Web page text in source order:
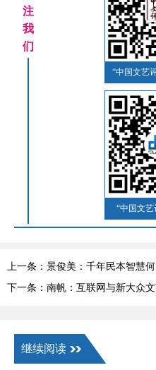
注
我
们
“中国文艺
“中国文
上一条：景俊美：千年民本智慧
下一条：南帆：互联网与新大众
继续阅读